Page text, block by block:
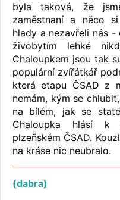
byla taková, že
zaměstnaní a něco
hlady a nezavřeli nás
živobytím lehké
Chaloupkem jsou tak
populární zvířátkář
která etapu ČSAD z
nemám, kým se
na bílém, jak se
Chaloupka hlásí k
plzeňském ČSAD.
na kráse nic neubralo.
(dabra)